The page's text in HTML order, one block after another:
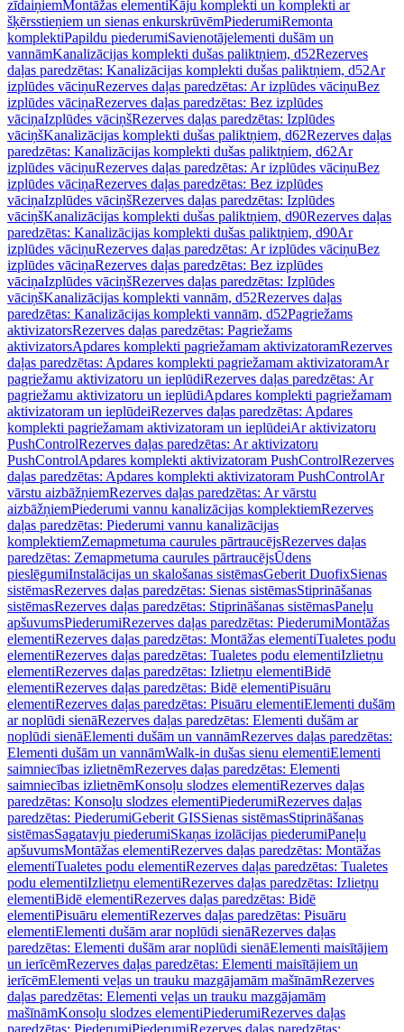
zīdaiņiemMontāžas elementiKāju komplekti un komplekti ar
šķērsstieņiem un sienas enkurskrūvēmPiederumiRemonta
komplektiPapildu piederumiSavienotājelementi dušām un
vannāmKanalizācijas komplekti dušas paliktņiem, d52Rezerves
daļas paredzētas: Kanalizācijas komplekti dušas paliktņiem, d52Ar
izplūdes vāciņuRezerves daļas paredzētas: Ar izplūdes vāciņuBez
izplūdes vāciņaRezerves daļas paredzētas: Bez izplūdes
vāciņaIzplūdes vāciņšRezerves daļas paredzētas: Izplūdes
vāciņšKanalizācijas komplekti dušas paliktņiem, d62Rezerves daļas
paredzētas: Kanalizācijas komplekti dušas paliktņiem, d62Ar
izplūdes vāciņuRezerves daļas paredzētas: Ar izplūdes vāciņuBez
izplūdes vāciņaRezerves daļas paredzētas: Bez izplūdes
vāciņaIzplūdes vāciņšRezerves daļas paredzētas: Izplūdes
vāciņšKanalizācijas komplekti dušas paliktņiem, d90Rezerves daļas
paredzētas: Kanalizācijas komplekti dušas paliktņiem, d90Ar
izplūdes vāciņuRezerves daļas paredzētas: Ar izplūdes vāciņuBez
izplūdes vāciņaRezerves daļas paredzētas: Bez izplūdes
vāciņaIzplūdes vāciņšRezerves daļas paredzētas: Izplūdes
vāciņšKanalizācijas komplekti vannām, d52Rezerves daļas
paredzētas: Kanalizācijas komplekti vannām, d52Pagriežams
aktivizatorsRezerves daļas paredzētas: Pagriežams
aktivizatorsApdares komplekti pagriežamam aktivizatoramRezerves
daļas paredzētas: Apdares komplekti pagriežamam aktivizatoramAr
pagriežamu aktivizatoru un ieplūdiRezerves daļas paredzētas: Ar
pagriežamu aktivizatoru un ieplūdiApdares komplekti pagriežamam
aktivizatoram un ieplūdeiRezerves daļas paredzētas: Apdares
komplekti pagriežamam aktivizatoram un ieplūdeiAr aktivizatoru
PushControlRezerves daļas paredzētas: Ar aktivizatoru
PushControlApdares komplekti aktivizatoram PushControlRezerves
daļas paredzētas: Apdares komplekti aktivizatoram PushControlAr
vārstu aizbāžņiemRezerves daļas paredzētas: Ar vārstu
aizbāžņiemPiederumi vannu kanalizācijas komplektiemRezerves
daļas paredzētas: Piederumi vannu kanalizācijas
komplektiemZemapmetuma caurules pārtraucējsRezerves daļas
paredzētas: Zemapmetuma caurules pārtraucējsŪdens
pieslēgumiInstalācijas un skalošanas sistēmasGeberit DuofixSienas
sistēmasRezerves daļas paredzētas: Sienas sistēmasStiprināšanas
sistēmasRezerves daļas paredzētas: Stiprināšanas sistēmasPaneļu
apšuvumsPiederumiRezerves daļas paredzētas: PiederumiMontāžas
elementiRezerves daļas paredzētas: Montāžas elementiTualetes podu
elementiRezerves daļas paredzētas: Tualetes podu elementiIzlietņu
elementiRezerves daļas paredzētas: Izlietņu elementiBidē
elementiRezerves daļas paredzētas: Bidē elementiPisuāru
elementiRezerves daļas paredzētas: Pisuāru elementiElementi dušām
ar noplūdi sienāRezerves daļas paredzētas: Elementi dušām ar
noplūdi sienāElementi dušām un vannāmRezerves daļas paredzētas:
Elementi dušām un vannāmWalk-in dušas sienu elementiElementi
saimniecības izlietnēmRezerves daļas paredzētas: Elementi
saimniecības izlietnēmKonsoļu slodzes elementiRezerves daļas
paredzētas: Konsoļu slodzes elementiPiederumiRezerves daļas
paredzētas: PiederumiGeberit GISSienas sistēmasStiprināšanas
sistēmasSagatavju piederumiSkaņas izolācijas piederumiPaneļu
apšuvumsMontāžas elementiRezerves daļas paredzētas: Montāžas
elementiTualetes podu elementiRezerves daļas paredzētas: Tualetes
podu elementiIzlietņu elementiRezerves daļas paredzētas: Izlietņu
elementiBidē elementiRezerves daļas paredzētas: Bidē
elementiPisuāru elementiRezerves daļas paredzētas: Pisuāru
elementiElementi dušām arar noplūdi sienāRezerves daļas
paredzētas: Elementi dušām arar noplūdi sienāElementi maisītājiem
un ierīcēmRezerves daļas paredzētas: Elementi maisītājiem un
ierīcēmElementi veļas un trauku mazgājamām mašīnāmRezerves
daļas paredzētas: Elementi veļas un trauku mazgājamām
mašīnāmKonsoļu slodzes elementiPiederumiRezerves daļas
paredzētas: PiederumiPiederumiRezerves daļas paredzētas: